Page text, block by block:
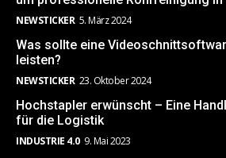
NEWSTICKER 5. März 2024
Was sollte eine
leisten?
NEWSTICKER 23. Oktober 2024
Hochstapler erwünscht – Eine
für die Logistik
INDUSTRIE 4.0 9. Mai 2023